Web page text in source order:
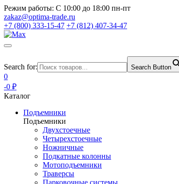
Режим работы: С 10:00 до 18:00 пн-пт
zakaz@optima-trade.ru
+7 (800) 333-15-47 +7 (812) 407-34-47
Search for: Search Button
0
-0 ₽
Каталог
Подъемники
Подъемники
Двухстоечные
Четырехстоечные
Ножничные
Подкатные колонны
Мотоподъемники
Траверсы
Парковочные системы